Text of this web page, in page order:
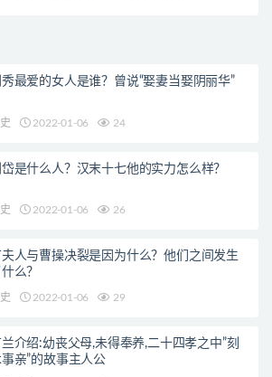
最爱的女人是谁？曾说“娶妻当娶阴丽华”
2022-01-06 24
是什么人？汉末十七他的实力怎么样？
2022-01-06 26
夫人与曹操决裂是因为什么？他们之间发生
什么？
2022-01-06 29
兰介绍:幼丧父母,未得奉养,二十四孝之中”刻
亲”的故事主人公